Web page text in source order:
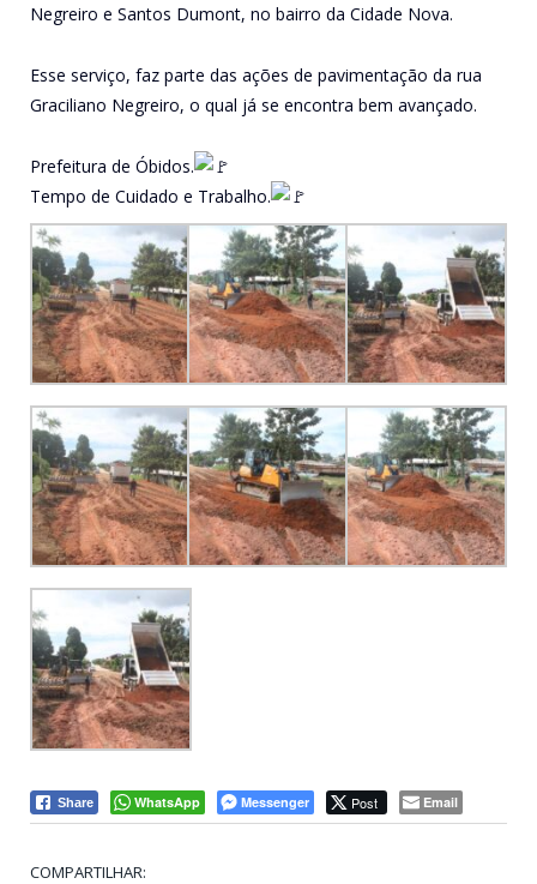
Negreiro e Santos Dumont, no bairro da Cidade Nova.
Esse serviço, faz parte das ações de pavimentação da rua
Graciliano Negreiro, o qual já se encontra bem avançado.
Prefeitura de Óbidos.
Tempo de Cuidado e Trabalho.
Share WhatsApp Messenger Post Email
COMPARTILHAR: